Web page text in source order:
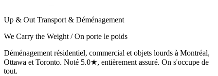
Up & Out Transport & Déménagement
We Carry the Weight / On porte le poids
Déménagement résidentiel, commercial et objets lourds à Montréal,
Ottawa et Toronto. Noté 5.0★, entièrement assuré. On s'occupe de
tout.